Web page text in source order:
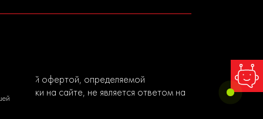
офертой, определяемой
на сайте, не является ответом на